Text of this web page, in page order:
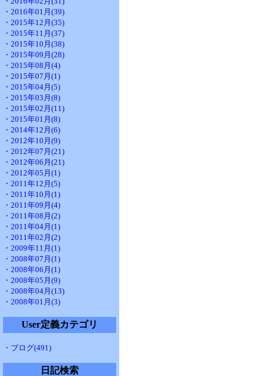
・2016年01月(39)
・2015年12月(35)
・2015年11月(37)
・2015年10月(38)
・2015年09月(28)
・2015年08月(4)
・2015年07月(1)
・2015年04月(5)
・2015年03月(8)
・2015年02月(11)
・2015年01月(8)
・2014年12月(6)
・2012年10月(9)
・2012年07月(21)
・2012年06月(21)
・2012年05月(1)
・2011年12月(5)
・2011年10月(1)
・2011年09月(4)
・2011年08月(2)
・2011年04月(1)
・2011年02月(2)
・2009年11月(1)
・2008年07月(1)
・2008年06月(1)
・2008年05月(9)
・2008年04月(13)
・2008年01月(3)
User定義カテゴリ
・ブログ(491)
日記検索